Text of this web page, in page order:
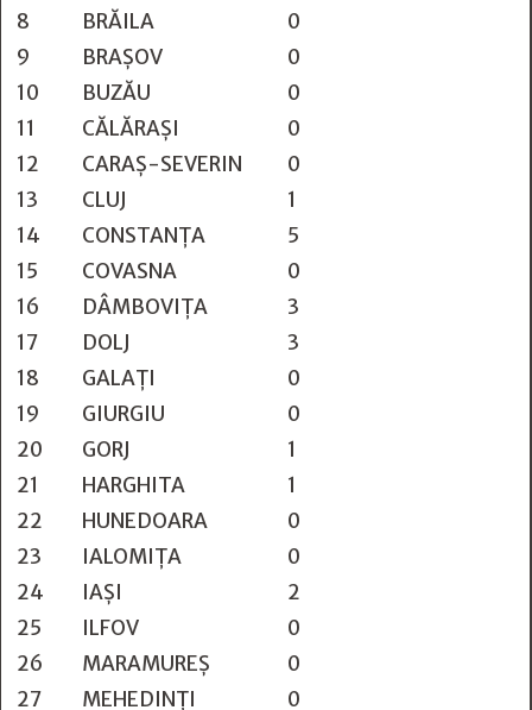
8
BRĂILA
0
9
BRAŞOV
0
10
BUZĂU
0
11
CĂLĂRAŞI
0
12
CARAŞ-SEVERIN
0
13
CLUJ
1
14
CONSTANŢA
5
15
COVASNA
0
16
DÂMBOVIŢA
3
17
DOLJ
3
18
GALAŢI
0
19
GIURGIU
0
20
GORJ
1
21
HARGHITA
1
22
HUNEDOARA
0
23
IALOMIŢA
0
24
IAŞI
2
25
ILFOV
0
26
MARAMUREŞ
0
27
MEHEDINŢI
0